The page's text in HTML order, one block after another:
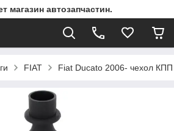
магазин автозапчастин.
FIAT Fiat Ducato 2006- чехол